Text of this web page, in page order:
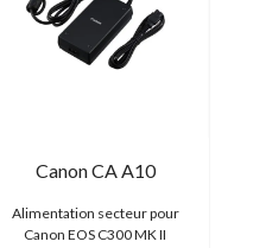
Canon CA A10
Alimentation secteur pour
Canon EOS C300 MK II